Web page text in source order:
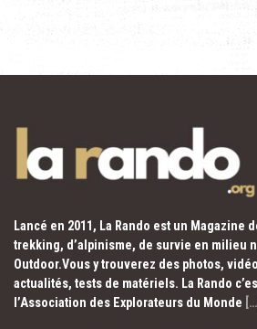
Lancé en 2011, La Rando est un Magazine
trekking, d’alpinisme, de survie en milieu
Outdoor.Vous y trouverez des photos,
actualités, tests de matériels. La Rando
l’Association des Explorateurs du Monde […]